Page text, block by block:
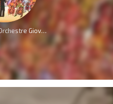
Prova di Tre Orchestre Giovanili Unificate